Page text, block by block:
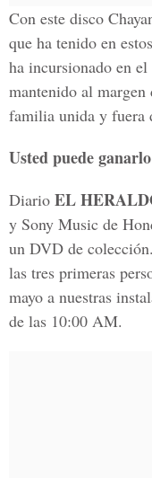
Con este disco
que ha tenido en
ha incursionado en
mantenido al margen
familia unida y fuera
Usted puede ganarlo
Diario EL
y Sony Music de
un DVD de
las tres primeras
mayo a nuestras
de las 10:00 AM.